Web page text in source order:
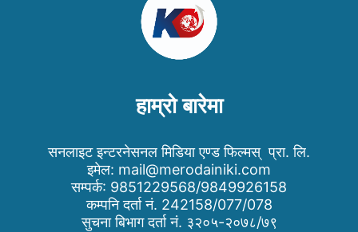
हाम्रो बारेमा
सनलाइट इन्टरनेसनल मिडिया एण्ड फिल्मस् प्रा. लि.
इमेल: mail@merodainiki.com
सम्पर्क: 9851229568/9849926158
कम्पनि दर्ता नं. 242158/077/078
सुचना बिभाग दर्ता नं. ३२०५-२०७८/७९